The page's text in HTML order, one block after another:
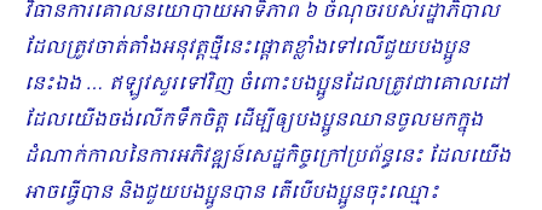
វិធានការគោលនយោបាយអាទិភាព ៦ ចំណុចរ​បស់រដ្ឋាភិបាល
ដែលត្រូវចាត់តាំងអនុវត្តថ្មីនេះផ្តោតខ្លាំងទៅលើជួយបងប្អូន
នេះឯង … ឥឡូវសួរទៅវិញ ចំពោះបងប្អូនដែលត្រូវជាគោលដៅ
ដែលយើងចង់លើកទឹកចិត្ត ដើម្បីឲ្យបងប្អូនឈានចូលមកក្នុង
ដំណាក់កាលនៃការអភិវឌ្ឍន៍សេដ្ឋកិច្ចក្រៅ​ប្រព័ន្ធនេះ ដែលយើង
អាចធ្វើបាន និងជួយបងប្អូនបាន តើបើបងប្អូនចុះឈ្មោះ